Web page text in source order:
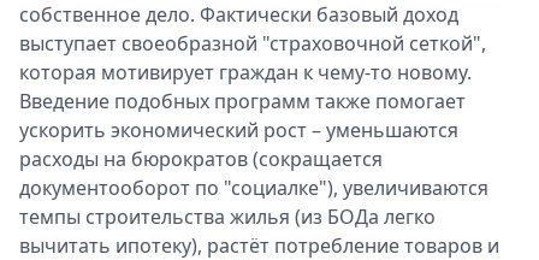
собственное дело. Фактически базовый доход
выступает своеобразной "страховочной сеткой",
которая мотивирует граждан к чему-то новому.
Введение подобных программ также помогает
ускорить экономический рост – уменьшаются
расходы на бюрократов (сокращается
документооборот по "социалке"), увеличиваются
темпы строительства жилья (из БОДа легко
вычитать ипотеку), растёт потребление товаров и